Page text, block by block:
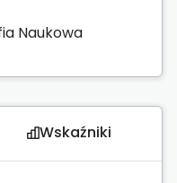
Naukowa
Wskaźniki